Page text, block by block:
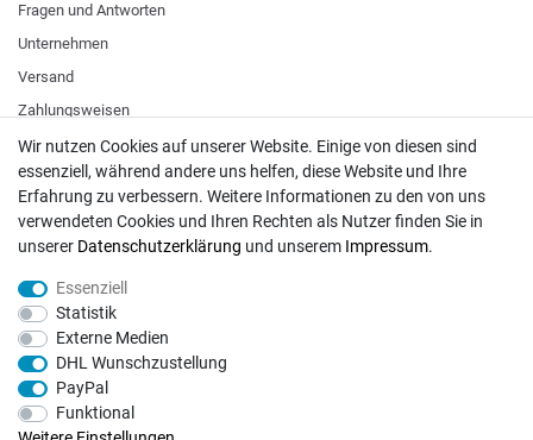
Fragen und Antworten
Unternehmen
Versand
Zahlungsweisen
ZAHLUNGSARTEN / VERSAND
Paypal
Vorkasse
DHL
Deutsche Post
Bei Fragen wenden Sie sich direkt an unser Service-Team.
Wir nutzen Cookies auf unserer Website. Einige von diesen sind
essenziell, während andere uns helfen, diese Website und Ihre
Erfahrung zu verbessern. Weitere Informationen zu den von uns
verwendeten Cookies und Ihren Rechten als Nutzer finden Sie in
unserer Daten­schutz­erklärung und unserem Impressum.
Essenziell
Statistik
Externe Medien
DHL Wunschzustellung
PayPal
Funktional